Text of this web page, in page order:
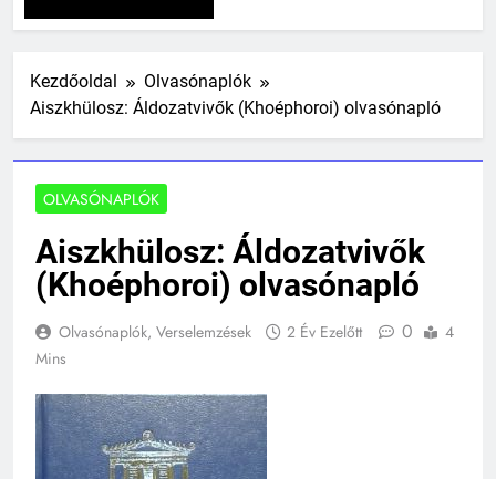
Kezdőoldal
Olvasónaplók
Aiszkhülosz: Áldozatvivők (Khoéphoroi) olvasónapló
OLVASÓNAPLÓK
Aiszkhülosz: Áldozatvivők
(Khoéphoroi) olvasónapló
Olvasónaplók, Verselemzések 2 Év Ezelőtt 0
4
Mins